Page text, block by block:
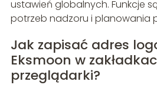
ustawień globalnych. Funkcje
potrzeb nadzoru i planowania
Jak zapisać adres
Eksmoon w
przeglądarki?